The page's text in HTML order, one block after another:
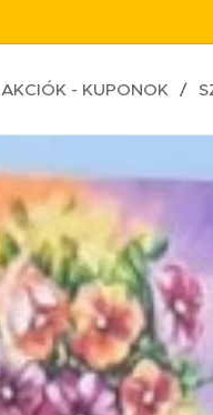
AKCIÓK - KUPONOK